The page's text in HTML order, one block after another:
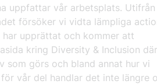
uppfattar vår arbetsplats. Utifrån
försöker vi vidta lämpliga
upprättat och kommer att
kring Diversity & Inclusion där
som görs och bland annat hur vi
vår del handlar det inte längre